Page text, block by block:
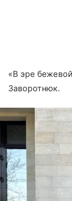
«В эре
Заворотнюк.